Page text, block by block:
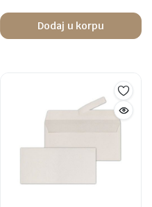
Dodaj u korpu